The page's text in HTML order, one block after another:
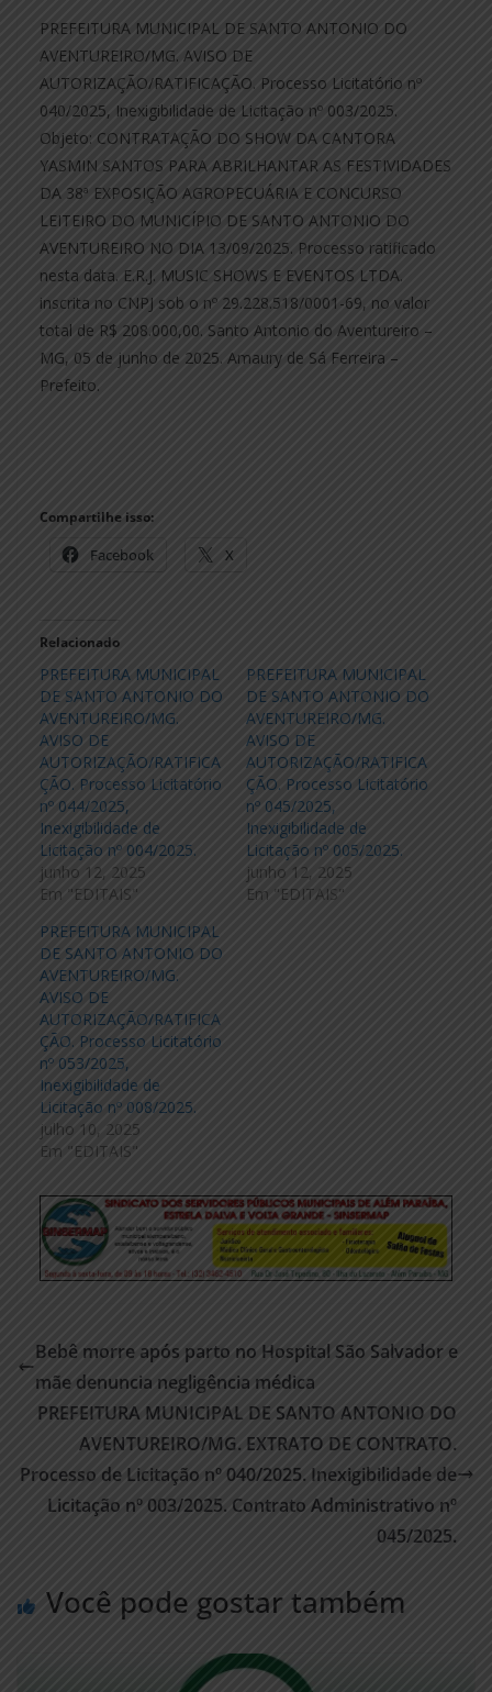
PREFEITURA MUNICIPAL DE SANTO ANTONIO DO
AVENTUREIRO/MG. AVISO DE
AUTORIZAÇÃO/RATIFICAÇÃO. Processo Licitatório nº
040/2025, Inexigibilidade de Licitação nº 003/2025.
Objeto: CONTRATAÇÃO DO SHOW DA CANTORA
YASMIN SANTOS PARA ABRILHANTAR AS FESTIVIDADES
DA 38ª EXPOSIÇÃO AGROPECUÁRIA E CONCURSO
LEITEIRO DO MUNICÍPIO DE SANTO ANTONIO DO
AVENTUREIRO NO DIA 13/09/2025. Processo ratificado
nesta data. E.R.J. MUSIC SHOWS E EVENTOS LTDA.
inscrita no CNPJ sob o nº 29.228.518/0001-69, no valor
total de R$ 208.000,00. Santo Antonio do Aventureiro –
MG, 05 de junho de 2025. Amaury de Sá Ferreira –
Prefeito.
Compartilhe isso:
Facebook X
Relacionado
PREFEITURA MUNICIPAL
DE SANTO ANTONIO DO
AVENTUREIRO/MG.
AVISO DE
AUTORIZAÇÃO/RATIFICA
ÇÃO. Processo Licitatório
nº 044/2025,
Inexigibilidade de
Licitação nº 004/2025.
junho 12, 2025
Em "EDITAIS"
PREFEITURA MUNICIPAL
DE SANTO ANTONIO DO
AVENTUREIRO/MG.
AVISO DE
AUTORIZAÇÃO/RATIFICA
ÇÃO. Processo Licitatório
nº 045/2025,
Inexigibilidade de
Licitação nº 005/2025.
junho 12, 2025
Em "EDITAIS"
PREFEITURA MUNICIPAL
DE SANTO ANTONIO DO
AVENTUREIRO/MG.
AVISO DE
AUTORIZAÇÃO/RATIFICA
ÇÃO. Processo Licitatório
nº 053/2025,
Inexigibilidade de
Licitação nº 008/2025.
julho 10, 2025
Em "EDITAIS"
Bebê morre após parto no Hospital São Salvador e
mãe denuncia negligência médica
PREFEITURA MUNICIPAL DE SANTO ANTONIO DO
AVENTUREIRO/MG. EXTRATO DE CONTRATO.
Processo de Licitação nº 040/2025. Inexigibilidade de
Licitação nº 003/2025. Contrato Administrativo nº
045/2025.
Você pode gostar também